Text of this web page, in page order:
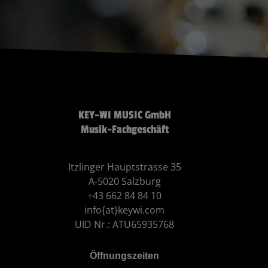
KEY-WI MUSIC GmbH
Musik-Fachgeschäft
Itzlinger Hauptstrasse 35
A-5020 Salzburg
+43 662 84 84 10
info{at}keywi.com
UID Nr.: ATU65935768
Öffnungszeiten